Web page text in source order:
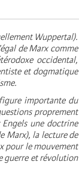
Wuppertal).
de Marx comme
occidental,
et dogmatique
importante du
proprement
une doctrine
Marx), la lecture de
pour le mouvement
guerre et révolution